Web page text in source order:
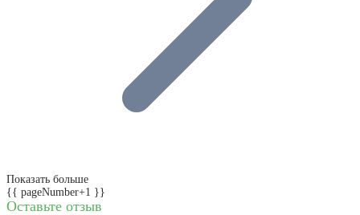
Показать больше
{{ pageNumber+1 }}
Оставьте отзыв